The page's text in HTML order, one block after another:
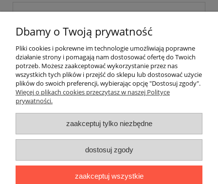
Inteligentny dom ( POCKET HOME )
Promocje i transport gratis
Automatyka NOVATEK
Polityka prywatności
Zwroty i reklamacje
Dbamy o Twoją prywatność
Pliki cookies i pokrewne im technologie umożliwiają poprawne
działanie strony i pomagają nam dostosować ofertę do Twoich
potrzeb. Możesz zaakceptować wykorzystanie przez nas
wszystkich tych plików i przejść do sklepu lub dostosować użycie
plików do swoich preferencji, wybierając opcję "Dostosuj zgody".
Więcej o plikach cookies przeczytasz w naszej Polityce
prywatności.
zaakceptuj tylko niezbędne
dostosuj zgody
zaakceptuj wszystkie